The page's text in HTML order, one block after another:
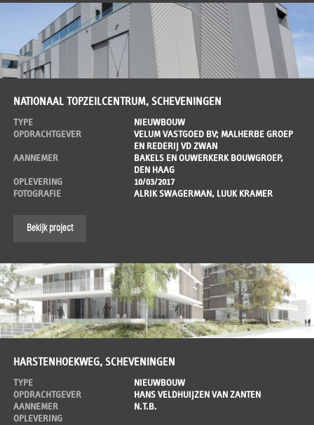
NATIONAAL TOPZEILCENTRUM, SCHEVENINGEN
TYPE
NIEUWBOUW
OPDRACHTGEVER
VELUM VASTGOED BV; MALHERBE GROEP
EN REDERIJ VD ZWAN
AANNEMER
BAKELS EN OUWERKERK BOUWGROEP,
DEN HAAG
OPLEVERING
10/03/2017
FOTOGRAFIE
ALRIK SWAGERMAN, LUUK KRAMER
Bekijk project
HARSTENHOEKWEG, SCHEVENINGEN
TYPE
NIEUWBOUW
OPDRACHTGEVER
HANS VELDHUIJZEN VAN ZANTEN
AANNEMER
N.T.B.
OPLEVERING